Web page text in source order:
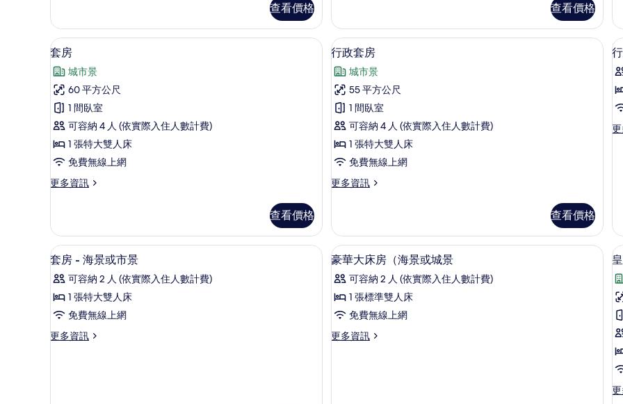
所
有
相
片
房,
城
市
景
觀
的
詳
情
查看價格
觀
的
所
有
相
片
雙
人
房,
陽
台,
城
市
景
觀
的
詳
情
查看價格
or
的
詳
顯
示
套
房
的
所
有
片
套房 | 迷你吧、客房內保險箱、書桌、隔音
7
套房
城市景
60 平方公尺
1 間臥室
可容納 4 人 (依實際入住人數計費)
1 張特大雙人床
免費無線上網
更多資訊
更
的
詳
情
查看價格
顯
示
行
政
套
房
的
有
片
行政套房 | 迷你吧、客房內保險箱、書
8
行政套房
城市景
55 平方公尺
1 間臥室
可容納 4 人 (依實際入住人數計費)
1 張特大雙人床
免費無線上網
更多資訊
更
套
房
的
情
查看價格
行
海
更
景
海
景
的
詳
情
顯
示
套
房
海
迷你吧、客房內保險箱、書桌、隔音
7
套房 - 海景或市景
可容納 2 人 (依實際入住人數計費)
1 張特大雙人床
免費無線上網
更多資訊
更
顯
示
豪
華
床
迷你吧、客房內保險箱、書桌、隔音
5
豪華大床房（海景或城景
可容納 2 人 (依實際入住人數計費)
1 張標準雙人床
免費無線上網
更多資訊
更
示
房,
2
間
更